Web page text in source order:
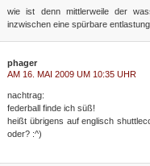
wie ist denn mittlerweile der
inzwischen eine spürbare
phager
AM 16. MAI 2009 UM 10:35 UHR
nachtrag:
federball finde ich süß!
heißt übrigens auf englisch
oder? :^)